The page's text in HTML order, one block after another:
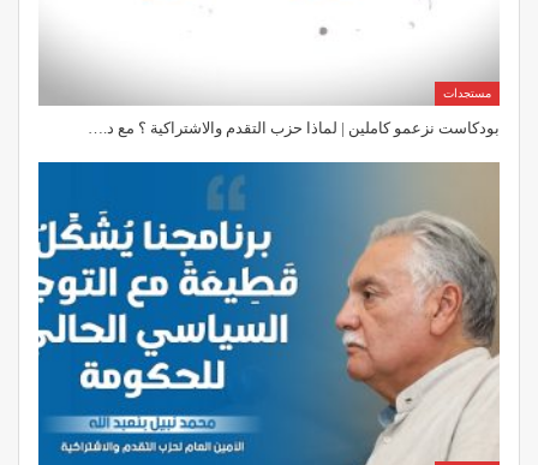
مستجدات
بودكاست نزعمو كاملين | لماذا حزب التقدم والاشتراكية ؟ مع د.…